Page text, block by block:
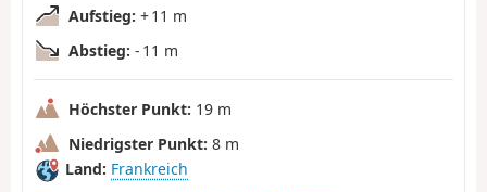
Aufstieg: + 11 m
Abstieg: - 11 m
Höchster Punkt: 19 m
Niedrigster Punkt: 8 m
Land: Frankreich